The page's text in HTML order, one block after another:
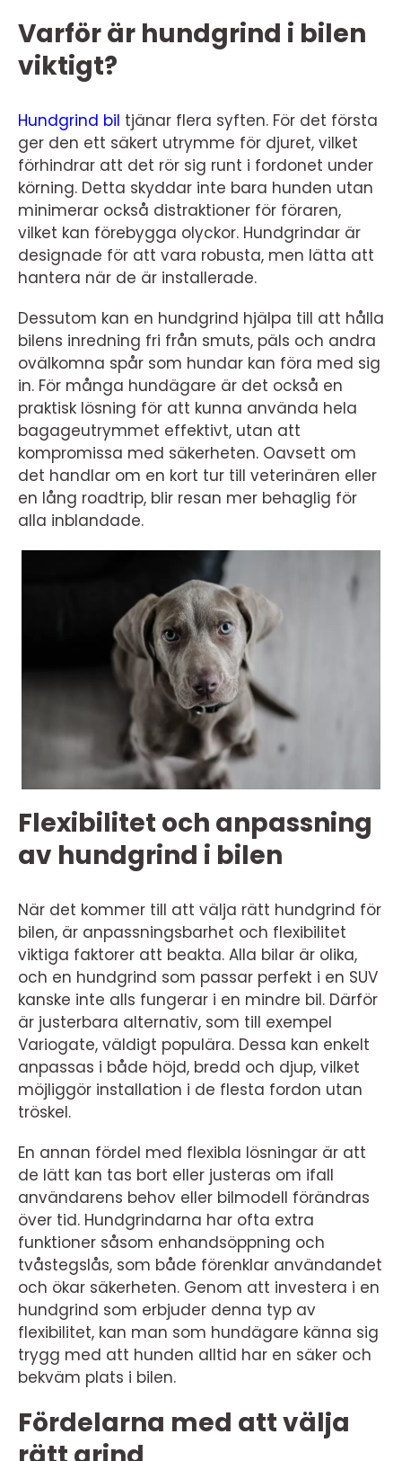
Varför är hundgrind i bilen
viktigt?
Hundgrind bil tjänar flera syften. För det första
ger den ett säkert utrymme för djuret, vilket
förhindrar att det rör sig runt i fordonet under
körning. Detta skyddar inte bara hunden utan
minimerar också distraktioner för föraren,
vilket kan förebygga olyckor. Hundgrindar är
designade för att vara robusta, men lätta att
hantera när de är installerade.
Dessutom kan en hundgrind hjälpa till att hålla
bilens inredning fri från smuts, päls och andra
ovälkomna spår som hundar kan föra med sig
in. För många hundägare är det också en
praktisk lösning för att kunna använda hela
bagageutrymmet effektivt, utan att
kompromissa med säkerheten. Oavsett om
det handlar om en kort tur till veterinären eller
en lång roadtrip, blir resan mer behaglig för
alla inblandade.
Flexibilitet och anpassning
av hundgrind i bilen
När det kommer till att välja rätt hundgrind för
bilen, är anpassningsbarhet och flexibilitet
viktiga faktorer att beakta. Alla bilar är olika,
och en hundgrind som passar perfekt i en SUV
kanske inte alls fungerar i en mindre bil. Därför
är justerbara alternativ, som till exempel
Variogate, väldigt populära. Dessa kan enkelt
anpassas i både höjd, bredd och djup, vilket
möjliggör installation i de flesta fordon utan
tröskel.
En annan fördel med flexibla lösningar är att
de lätt kan tas bort eller justeras om ifall
användarens behov eller bilmodell förändras
över tid. Hundgrindarna har ofta extra
funktioner såsom enhandsöppning och
tvåstegslås, som både förenklar användandet
och ökar säkerheten. Genom att investera i en
hundgrind som erbjuder denna typ av
flexibilitet, kan man som hundägare känna sig
trygg med att hunden alltid har en säker och
bekväm plats i bilen.
Fördelarna med att välja